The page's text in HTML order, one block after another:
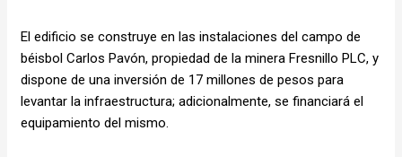
El edificio se construye en las instalaciones del campo de
béisbol Carlos Pavón, propiedad de la minera Fresnillo PLC, y
dispone de una inversión de 17 millones de pesos para
levantar la infraestructura; adicionalmente, se financiará el
equipamiento del mismo.